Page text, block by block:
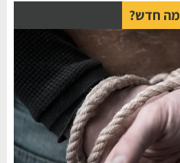
מה חדש?